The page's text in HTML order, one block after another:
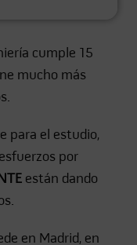
cumple 15
mucho más
para el estudio,
por
están dando
en Madrid, en